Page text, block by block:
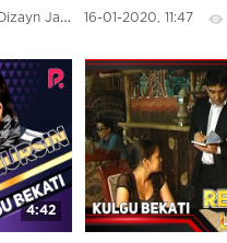
Dizayn Jamoasi 16-01-2020, 11:47
4:42